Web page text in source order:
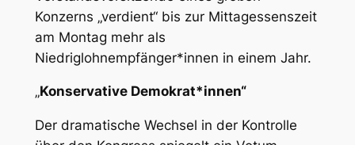
Konzerns „verdient“ bis zur Mittagessenszeit
am Montag mehr als
Niedriglohnempfänger*innen in einem Jahr.
„Konservative Demokrat*innen“
Der dramatische Wechsel in der Kontrolle